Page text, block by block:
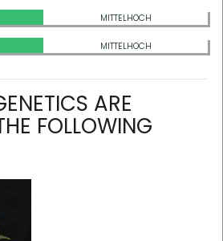
MITTELHOCH
MITTELHOCH
ARE
FOLLOWING